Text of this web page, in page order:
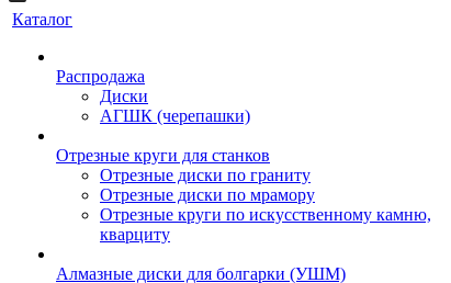
Каталог
Распродажа
Диски
АГШК (черепашки)
Отрезные круги для станков
Отрезные диски по граниту
Отрезные диски по мрамору
Отрезные круги по искусственному камню,
кварциту
Алмазные диски для болгарки (УШМ)